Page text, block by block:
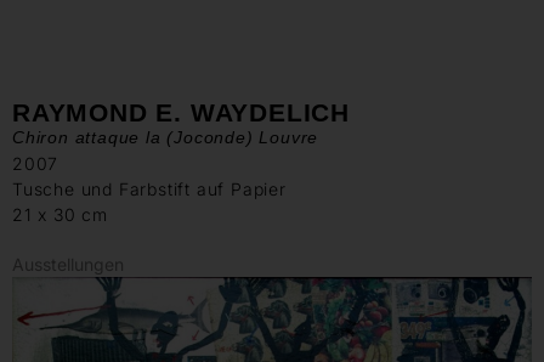
RAYMOND E. WAYDELICH
Chiron attaque la (Joconde) Louvre
2007
Tusche und Farbstift auf Papier
21 x 30 cm
Ausstellungen